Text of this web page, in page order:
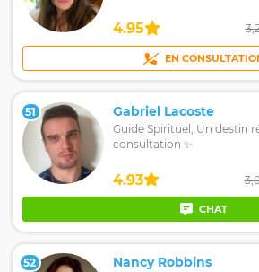
4.95
EN
51 Gabriel Lacoste
Guide Spirituel, Un destin
consultation ✨
4.93
CHAT
52 Nancy Robbins